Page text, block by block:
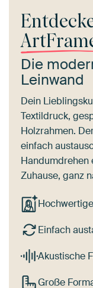
Die
Leinwand
Dein
Textildruck,
Holzrahmen.
einfach
Handumdrehen
Zuhause, ganz
Einfach
Akustische
Große